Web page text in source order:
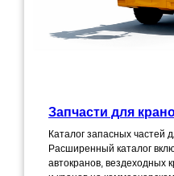
Запчасти для
Каталог запасных частей
Расширенный каталог
автокранов, вездеходных